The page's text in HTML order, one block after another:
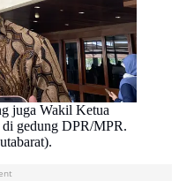
juga Wakil Ketua
gedung DPR/MPR.